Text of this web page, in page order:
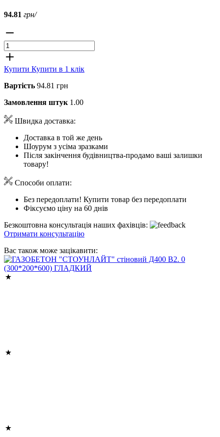
94.81 грн/
Купити Купити в 1 клік
Вартість 94.81 грн
Замовлення штук 1.00
Швидка доставка:
Доставка в той же день
Шоурум з усіма зразками
Після закінчення будівництва-продамо ваші залишки
товару!
Способи оплати:
Без передоплати! Купити товар без передоплати
Фіксуємо ціну на 60 днів
Безкоштовна консультація наших фахівців:
Отримати консультацію
Вас також може зацікавити: